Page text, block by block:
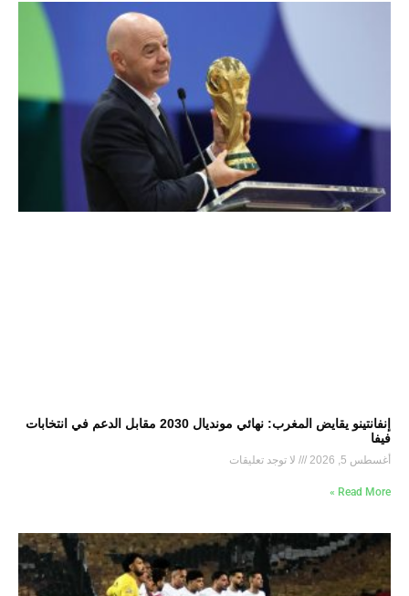
إنفانتينو يقايض المغرب: نهائي مونديال 2030 مقابل الدعم في انتخابات
فيفا
أغسطس 5, 2026 لا توجد تعليقات
Read More »